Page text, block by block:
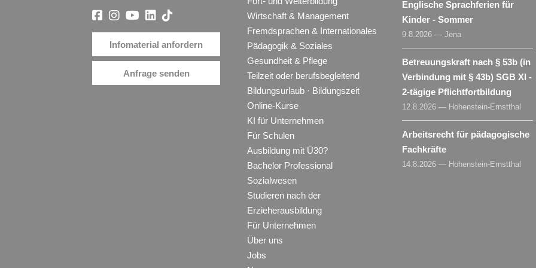
Infomaterial anfordern
Anfrage senden
Wirtschaft & Management
Fremdsprachen & Internationales
Pädagogik & Soziales
Gesundheit & Pflege
Teilzeit oder berufsbegleitend
Bildungsurlaub · Bildungszeit
Online-Kurse
KI für Unternehmen
Für Schulen
Ausbildung mit Ü30?
Bachelor Professional
Sozialwesen
Studieren nach der
Erzieherausbildung
Für Unternehmen
Über uns
Jobs
Englische Sprachferien für
Kinder - Sommer
9.8.2026 — Jena
Betreuungskraft nach § 53b (in
Verbindung mit § 43b) SGB XI -
2-tägige Pflichtfortbildung
12.8.2026 — Hohenstein-Ernstthal
Arbeitsrecht für pädagogische
Fachkräfte
14.8.2026 — Hohenstein-Ernstthal